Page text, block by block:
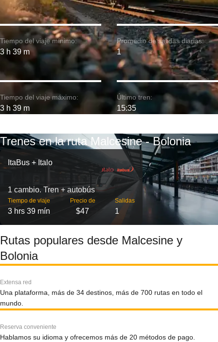
Tiempo del viaje mínimo:
3 h 39 m
Tiempo del viaje máximo:
3 h 39 m
Promedio de salidas diarias:
1
Último tren:
15:35
Trenes en la ruta Malcesine - Bolonia
ItaBus + Italo
1 cambio. Tren + autobús
Tiempo de viaje
3 hrs 39 mín
Precio de
$47
Salidas
1
Rutas populares desde Malcesine y
Bolonia
Extensa red
Una plataforma, más de 34 destinos, más de 700 rutas en todo el
mundo.
Reserva conveniente
Hablamos su idioma y ofrecemos más de 20 métodos de pago.